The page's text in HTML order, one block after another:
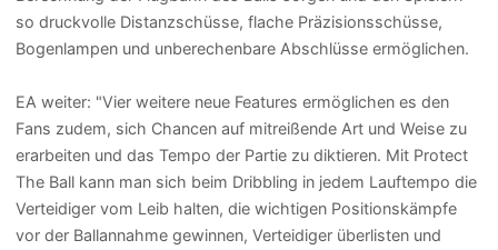
so druckvolle Distanzschüsse, flache Präzisionsschüsse,
Bogenlampen und unberechenbare Abschlüsse ermöglichen.
EA weiter: "Vier weitere neue Features ermöglichen es den
Fans zudem, sich Chancen auf mitreißende Art und Weise zu
erarbeiten und das Tempo der Partie zu diktieren. Mit Protect
The Ball kann man sich beim Dribbling in jedem Lauftempo die
Verteidiger vom Leib halten, die wichtigen Positionskämpfe
vor der Ballannahme gewinnen, Verteidiger überlisten und